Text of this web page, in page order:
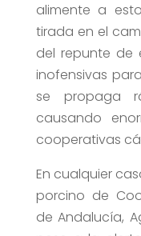
alimente a
tirada en el
del repunte de
inofensivas
se propaga
causando
cooperativas
En cualquier
porcino de
de Andalucía,